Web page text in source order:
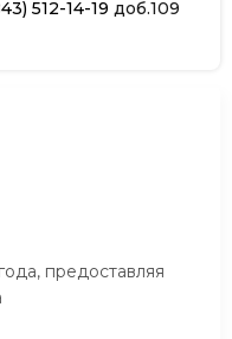
512-14-19 доб.109
предоставляя